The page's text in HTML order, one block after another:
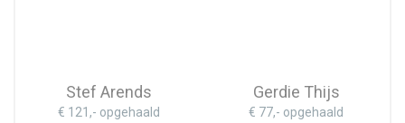
Stef Arends
€ 121,- opgehaald
Gerdie Thijs
€ 77,- opgehaald